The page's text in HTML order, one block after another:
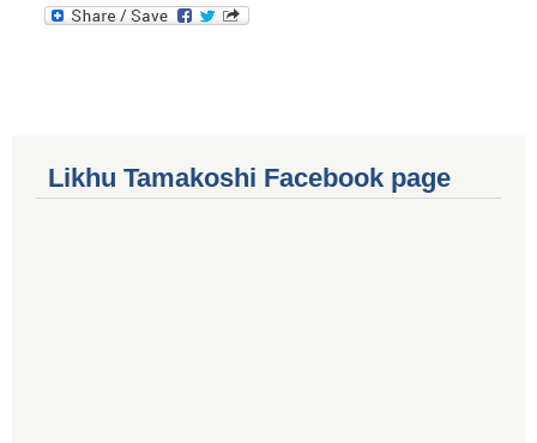
Likhu Tamakoshi Facebook page